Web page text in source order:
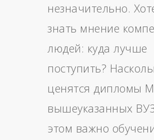
незначительно.
знать мнение
людей: куда лучше
поступить?
ценятся дипломы
вышеуказанных
этом важно